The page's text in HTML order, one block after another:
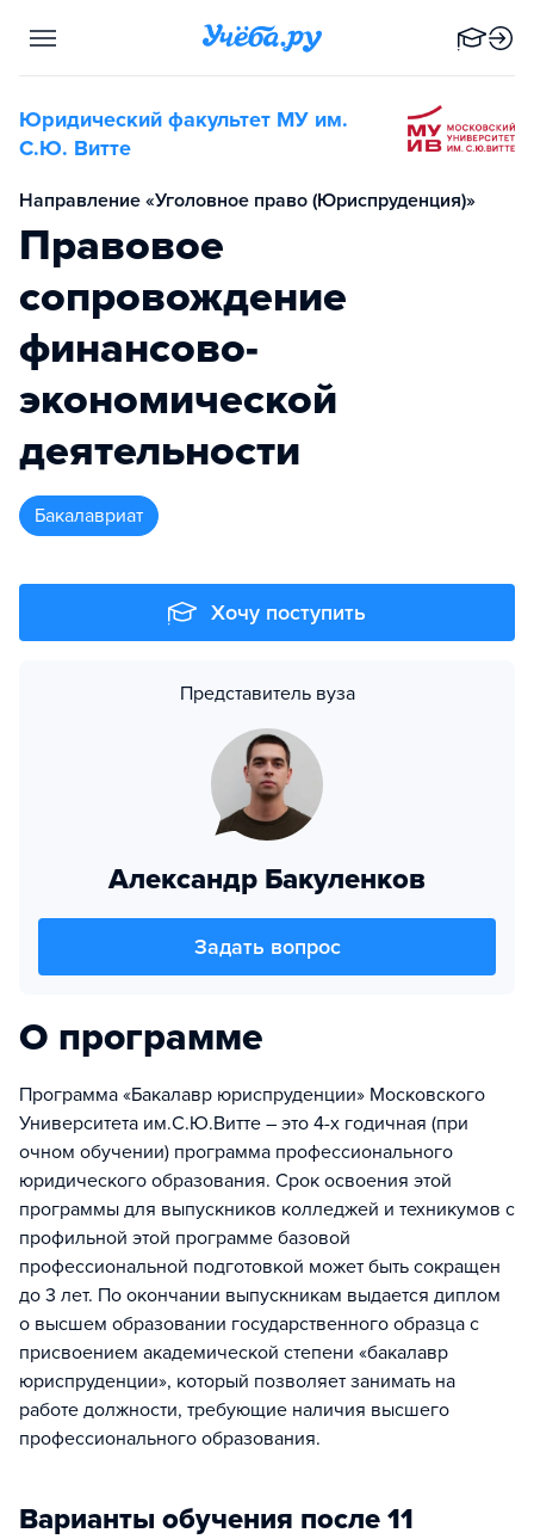
Юридический факультет МУ им.
С.Ю. Витте
Направление «Уголовное право (Юриспруденция)»
Правовое
сопровождение
финансово-
экономической
деятельности
бакалавриат
Хочу поступить
Представитель вуза
Александр Бакуленков
Задать вопрос
О программе
Программа «Бакалавр юриспруденции» Московского
Университета им.С.Ю.Витте – это 4-х годичная (при
очном обучении) программа профессионального
юридического образования. Срок освоения этой
программы для выпускников колледжей и техникумов с
профильной этой программе базовой
профессиональной подготовкой может быть сокращен
до 3 лет. По окончании выпускникам выдается диплом
о высшем образовании государственного образца с
присвоением академической степени «бакалавр
юриспруденции», который позволяет занимать на
работе должности, требующие наличия высшего
профессионального образования.
Варианты обучения после 11